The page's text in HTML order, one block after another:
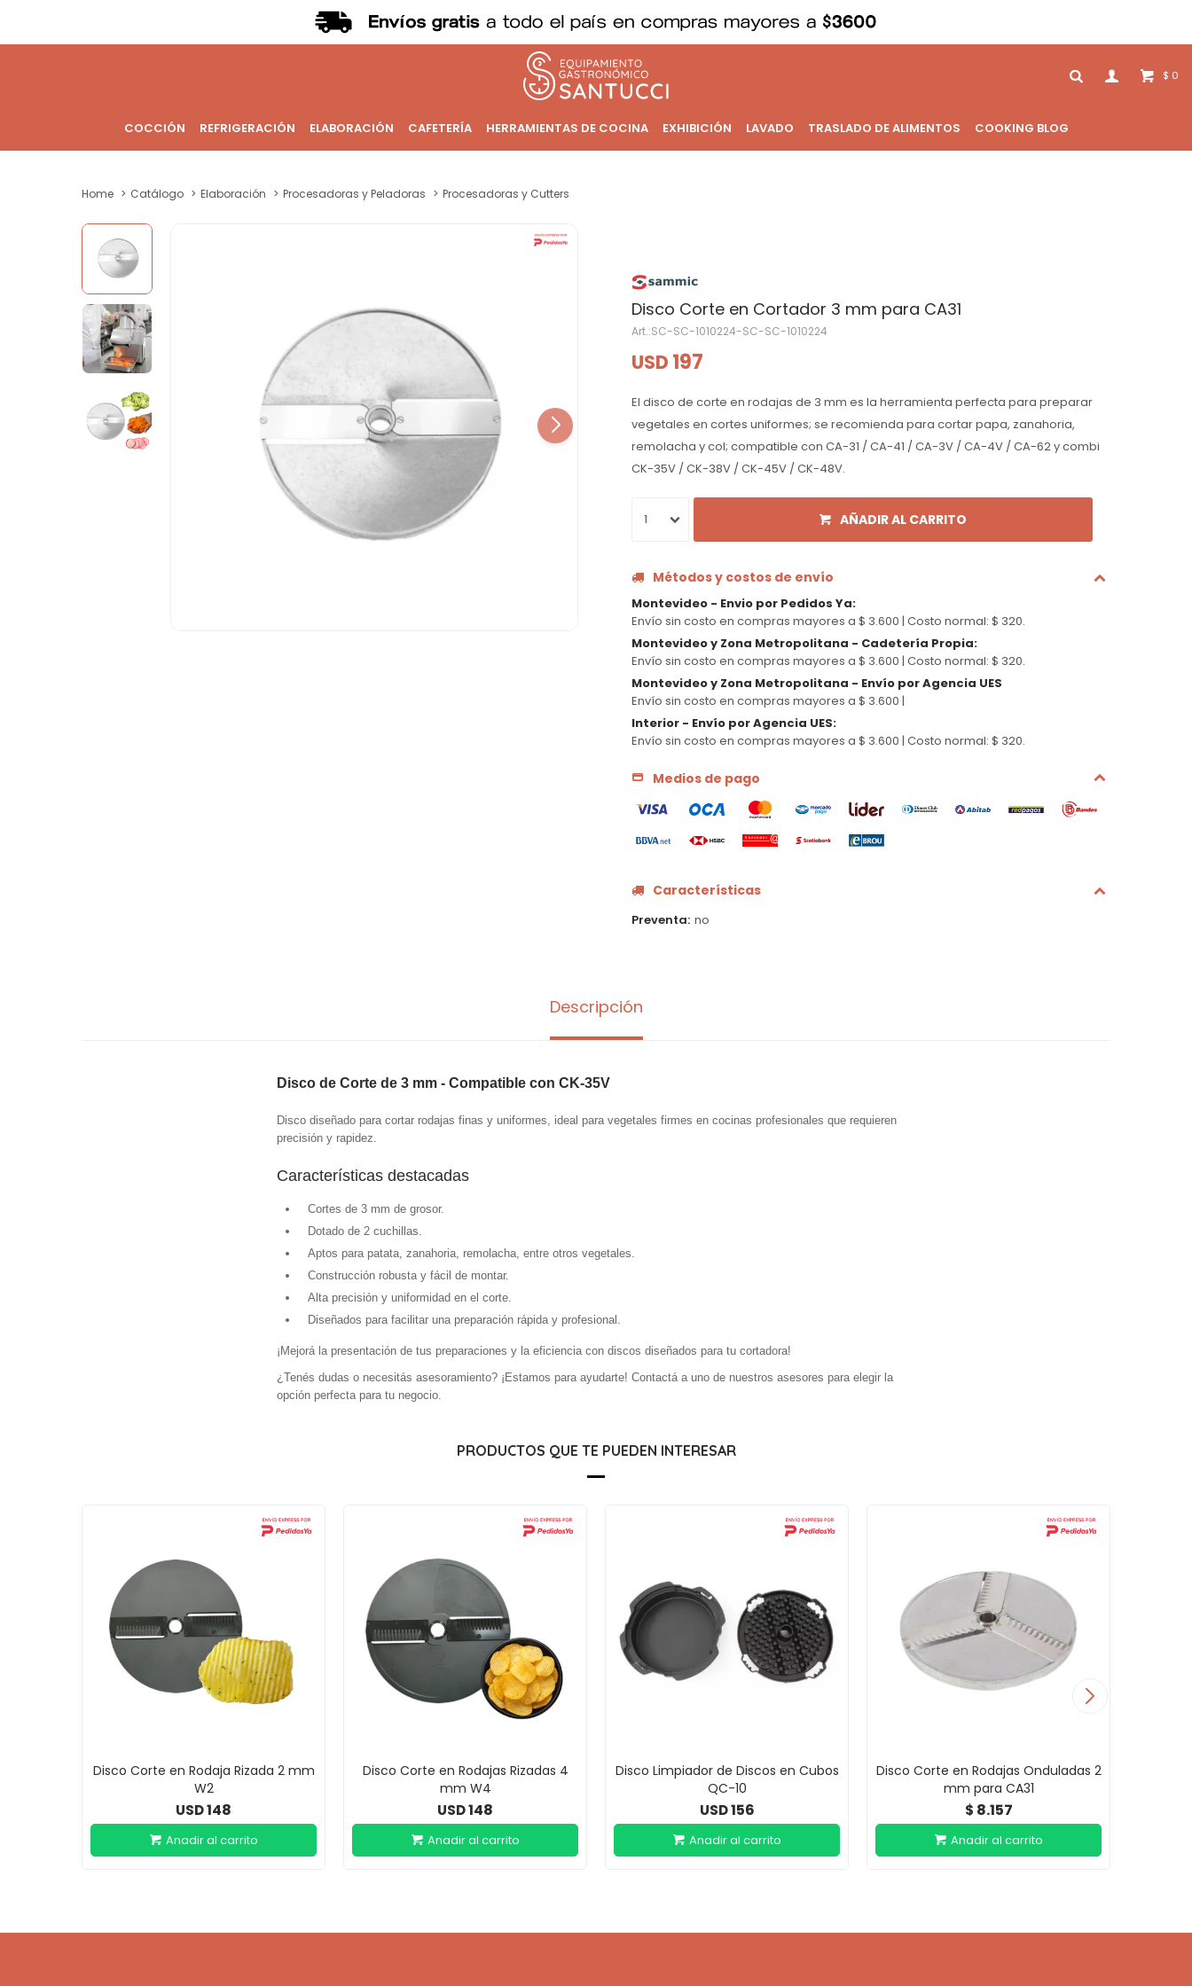
COCCIÓN REFRIGERACIÓN ELABORACIÓN CAFETERÍA HERRAMIENTAS DE COCINA EXHIBICIÓN LAVADO TRASLADO DE ALIMENTOS COOKING BLOG
$ 0
Home Catálogo Elaboración Procesadoras y Peladoras Procesadoras y Cutters
Disco Corte en Cortador 3 mm para CA31
SC-SC-1010224-SC-SC-1010224
USD 197
El disco de corte en rodajas de 3 mm es la herramienta perfecta para preparar
vegetales en cortes uniformes; se recomienda para cortar papa, zanahoria,
remolacha y col; compatible con CA-31 / CA-41 / CA-3V / CA-4V / CA-62 y combi
CK-35V / CK-38V / CK-45V / CK-48V.
1 AÑADIR AL CARRITO
Métodos y costos de envío
Montevideo - Envio por Pedidos Ya:
Envío sin costo en compras mayores a $ 3.600 | Costo normal: $ 320.
Montevideo y Zona Metropolitana - Cadetería Propia:
Envío sin costo en compras mayores a $ 3.600 | Costo normal: $ 320.
Montevideo y Zona Metropolitana - Envío por Agencia UES
Envío sin costo en compras mayores a $ 3.600 |
Interior - Envío por Agencia UES:
Envío sin costo en compras mayores a $ 3.600 | Costo normal: $ 320.
Medios de pago
Características
Preventa no
Descripción
Disco de Corte de 3 mm - Compatible con CK-35V
Disco diseñado para cortar rodajas finas y uniformes, ideal para vegetales firmes en cocinas profesionales que requieren
precisión y rapidez.
Características destacadas
Cortes de 3 mm de grosor.
Dotado de 2 cuchillas.
Aptos para patata, zanahoria, remolacha, entre otros vegetales.
Construcción robusta y fácil de montar.
Alta precisión y uniformidad en el corte.
Diseñados para facilitar una preparación rápida y profesional.
¡Mejorá la presentación de tus preparaciones y la eficiencia con discos diseñados para tu cortadora!
¿Tenés dudas o necesitás asesoramiento? ¡Estamos para ayudarte! Contactá a uno de nuestros asesores para elegir la
opción perfecta para tu negocio.
PRODUCTOS QUE TE PUEDEN INTERESAR
Disco Corte en Rodaja Rizada 2 mm
W2
USD148
Disco Corte en Rodajas Rizadas 4
mm W4
USD148
Disco Limpiador de Discos en Cubos
QC-10
USD156
Disco Corte en Rodajas Onduladas 2
mm para CA31
$ 8.157